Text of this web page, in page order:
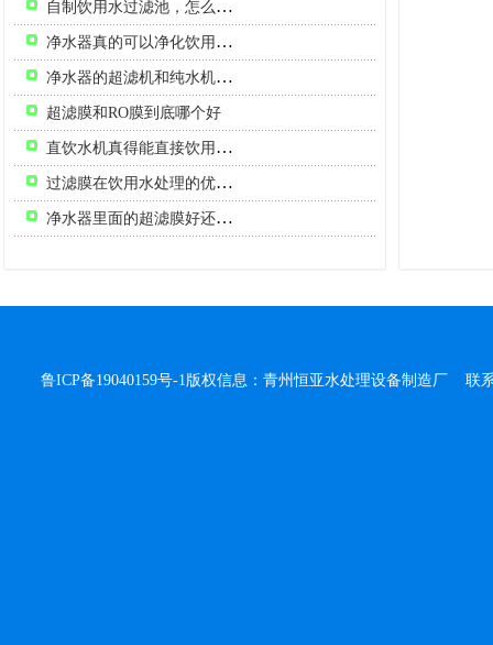
自制饮用水过滤池，怎么做？
净水器真的可以净化饮用水吗，里面的原理是什么？
净水器的超滤机和纯水机有啥区别？
超滤膜和RO膜到底哪个好
直饮水机真得能直接饮用吗？
过滤膜在饮用水处理的优点有哪些
净水器里面的超滤膜好还是反渗透的好呢？
鲁ICP备19040159号-1版权信息：青州恒亚水处理设备制造厂 联